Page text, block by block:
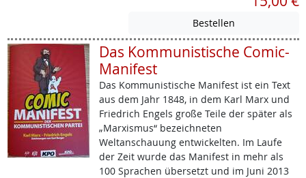
Das Kommunistische Comic-
Manifest
Das Kommunistische Manifest ist ein Text
aus dem Jahr 1848, in dem Karl Marx und
Friedrich Engels große Teile der später als
„Marxismus“ bezeichneten
Weltanschauung entwickelten. Im Laufe
der Zeit wurde das Manifest in mehr als
100 Sprachen übersetzt und im Juni 2013